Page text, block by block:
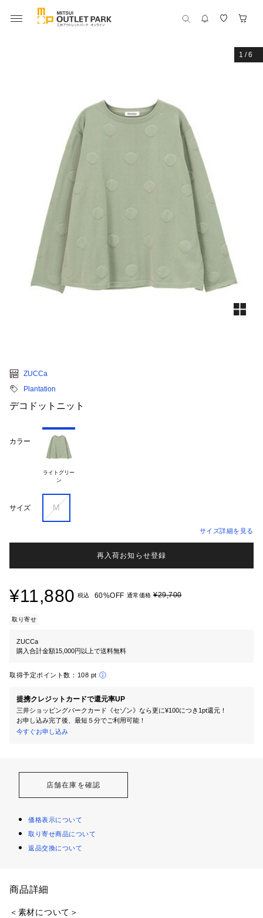
1 /6
ZUCCa
Plantation
デコドットニット
カラー
ライトグリー
サイズ M
サイズ詳細を見る
再入荷お知らせ登録
¥11,880 税込 60%OFF 通常価格 ¥29,700
取り寄せ
ZUCCa
購入合計金額15,000円以上で送料無料
取得予定ポイント数： 108 pt
提携クレジットカードで還元率UP
三井ショッピングパークカード《セゾン》なら更に¥100につき1pt還元！
お申し込み完了後、最短５分でご利用可能！
今すぐお申し込み
店舗在庫を確認
価格表示について
取り寄せ商品について
返品交換について
商品詳細
＜素材について＞